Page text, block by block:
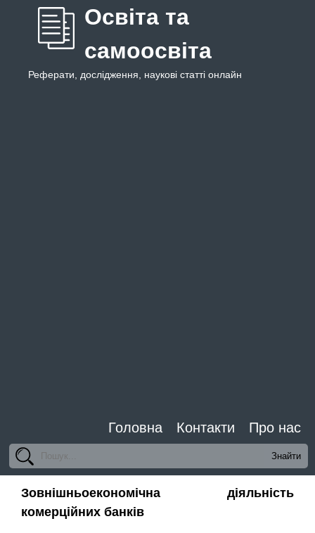
Освіта та
самоосвіта
Реферати, дослідження, наукові статті онлайн
Головна Контакти Про нас
Зовнішньоекономічна діяльність
комерційних банків